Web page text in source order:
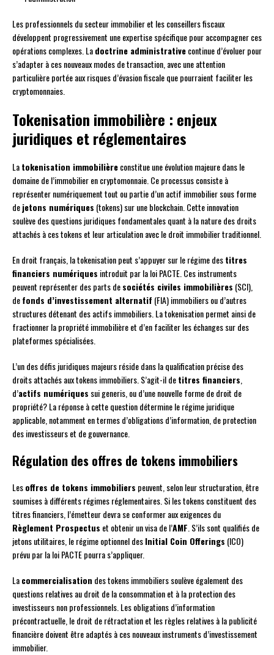
Les professionnels du secteur immobilier et les conseillers fiscaux
développent progressivement une expertise spécifique pour accompagner ces
opérations complexes. Ladoctrine administrativecontinue d’évoluer pour
s’adapter à ces nouveaux modes de transaction, avec une attention
particulière portée aux risques d’évasion fiscale que pourraient faciliter les
cryptomonnaies.
Tokenisation immobilière : enjeux
juridiques et réglementaires
Latokenisation immobilièreconstitue une évolution majeure dans le
domaine de l’immobilier en cryptomonnaie. Ce processus consiste à
représenter numériquement tout ou partie d’un actif immobilier sous forme
dejetons numériques (tokens) sur une blockchain. Cette innovation
soulève des questions juridiques fondamentales quant à la nature des droits
attachés à ces tokens et leur articulation avec le droit immobilier traditionnel.
En droit français, la tokenisation peut s’appuyer sur le régime destitres
financiers numériques introduit par la loi PACTE. Ces instruments
peuvent représenter des parts desociétés civiles immobilières (SCI),
defonds d’investissement alternatif (FIA) immobiliers ou d’autres
structures détenant des actifs immobiliers. La tokenisation permet ainsi de
fractionner la propriété immobilière et d’en faciliter les échanges sur des
plateformes spécialisées.
L’un des défis juridiques majeurs réside dans la qualification précise des
droits attachés aux tokens immobiliers. S’agit-il detitres financiers
d’actifs numériques sui generis, ou d’une nouvelle forme de droit de
propriété? La réponse à cette question détermine le régime juridique
applicable, notamment en termes d’obligations d’information, de protection
des investisseurs et de gouvernance.
Régulation des offres de tokens immobiliers
Lesoffres de tokens immobiliers peuvent, selon leur structuration, être
soumises à différents régimes réglementaires. Si les tokens constituent des
titres financiers, l’émetteur devra se conformer aux exigences du
Règlement Prospectus et obtenir un visa de l’AMF . S’ils sont qualifiés de
jetons utilitaires, le régime optionnel desInitial Coin Offerings (ICO)
prévu par la loi PACTE pourra s’appliquer.
Lacommercialisation des tokens immobiliers soulève également des
questions relatives au droit de la consommation et à la protection des
investisseurs non professionnels. Les obligations d’information
précontractuelle, le droit de rétractation et les règles relatives à la publicité
financière doivent être adaptés à ces nouveaux instruments d’investissement
immobilier.